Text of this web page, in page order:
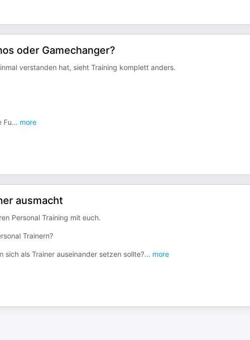
oder Gamechanger?
verstanden hat, sieht Training komplett anders.
Fu... more
ausmacht
Personal Training mit euch.
Trainern?
als Trainer auseinander setzen sollte?... more